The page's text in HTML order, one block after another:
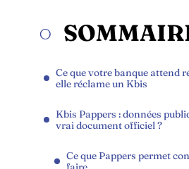
Ce que votre banque attend
elle réclame un Kbis
Kbis Pappers : données
vrai document officiel ?
Ce que Pappers permet